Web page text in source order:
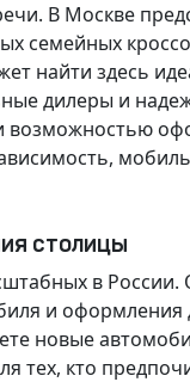
В Москве
семейных
найти здесь
дилеры и
столицы
в
и
новые
тех, кто